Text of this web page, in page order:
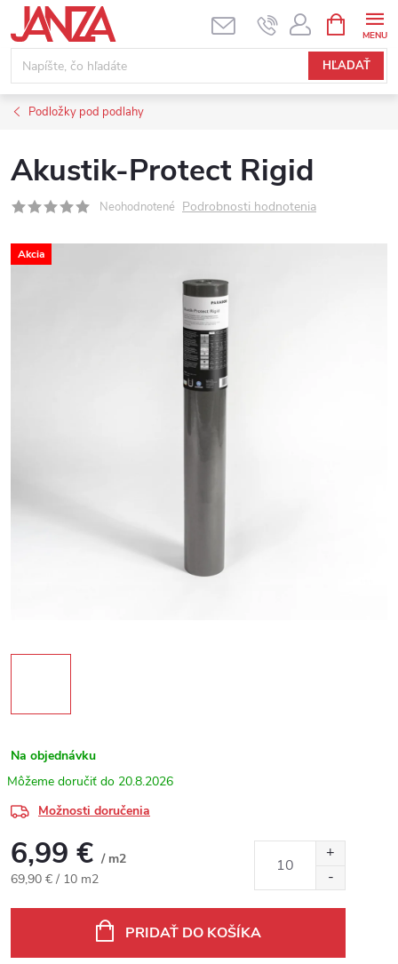
Prejsť na obsah
HĽADAŤ
Podložky pod podlahy
Akustik-Protect Rigid
Neohodnotené Podrobnosti hodnotenia
Akcia
Na objednávku
20.8.2026
Možnosti doručenia
6,99 € / m2
Jednotková cena:
69,90 € / 10 m2
PRIDAŤ DO KOŠÍKA